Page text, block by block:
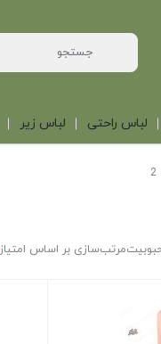
لباس راحتی لباس زیر
مرتب‌سازی بر اساس امتیاز